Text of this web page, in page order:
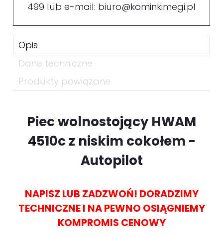
499 lub e-mail: biuro@kominkimegi.pl
Opis
Dane techniczne
Produkty powiązane
Piec wolnostojący HWAM
4510c z niskim cokołem -
Autopilot
NAPISZ LUB ZADZWOŃ! DORADZIMY
TECHNICZNE I NA PEWNO OSIĄGNIEMY
KOMPROMIS CENOWY